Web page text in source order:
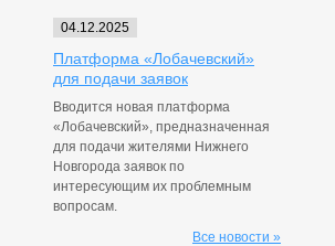
04.12.2025
Платформа «Лобачевский»
для подачи заявок
Вводится новая платформа
«Лобачевский», предназначенная
для подачи жителями Нижнего
Новгорода заявок по
интересующим их проблемным
вопросам.
Все новости »